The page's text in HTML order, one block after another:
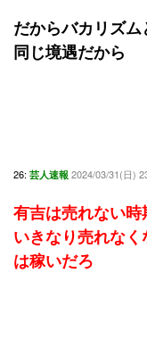
だからバカリズ
同じ境遇だから
26: 芸人速報 2024/03/31(日)
有吉は売れない
いきなり売れな
は稼いだろ